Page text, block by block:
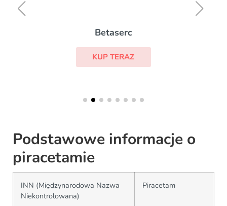
Betaserc
KUP TERAZ
Podstawowe informacje o
piracetamie
INN (Międzynarodowa Nazwa
Niekontrolowana)
Piracetam